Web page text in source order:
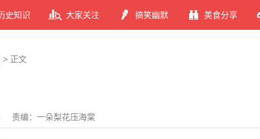
史知识 大家关注 搞笑幽默 美食分享
> 正文
责编：一朵梨花压海棠